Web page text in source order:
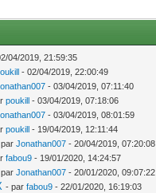
04/2019, 21:59:35
- 02/04/2019, 22:00:49
- 03/04/2019, 07:11:40
poukill - 03/04/2019, 07:18:06
- 03/04/2019, 08:01:59
poukill - 19/04/2019, 12:11:44
parJonathan007 - 20/04/2019, 07:20:08
fabou9 - 19/01/2020, 14:24:57
parJonathan007 - 20/01/2020, 09:07:22
- parfabou9 - 22/01/2020, 16:19:03